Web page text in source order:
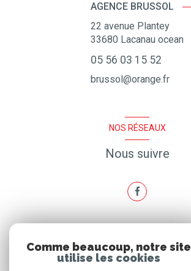
AGENCE BRUSSOL
22 avenue Plantey
33680 Lacanau ocean
05 56 03 15 52
brussol@orange.fr
NOS RÉSEAUX
Nous suivre
Nous adhérons
Comme beaucoup, notre site
utilise les cookies